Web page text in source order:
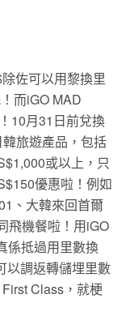
除佐可以用黎換里
而iGO MAD
10月31 日前兌換
旅遊產品，包括
或以上，只
優惠啦！例如
、大韓來回首爾
飛機餐啦！用iGO
係抵過用里數換
以調返轉儲埋里數
Class，就梗